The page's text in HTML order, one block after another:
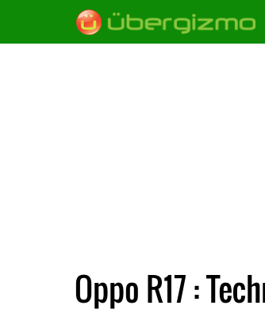
Oppo R17 :